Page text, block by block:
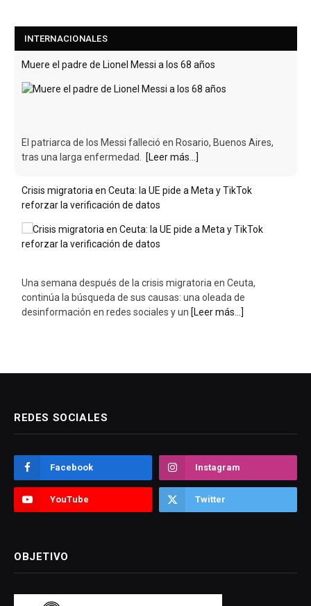
INTERNACIONALES
Muere el padre de Lionel Messi a los 68 años
El patriarca de los Messi falleció en Rosario, Buenos Aires,
tras una larga enfermedad. [Leer más...]
Crisis migratoria en Ceuta: la UE pide a Meta y TikTok
reforzar la verificación de datos
Una semana después de la crisis migratoria en Ceuta,
continúa la búsqueda de sus causas: una oleada de
desinformación en redes sociales y un [Leer más...]
REDES SOCIALES
Facebook Instagram
YouTube Twitter
OBJETIVO